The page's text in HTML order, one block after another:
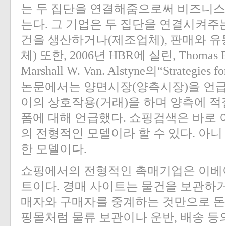
는 두 집단을 연결해줌으로써 비즈니
는다. 그 기업은 두 집단을 연결시켜
건을 생산하거나(제조업체), 판매와
체) 또한, 2006년 HBR에 실린, Thomas
Marshall W. Van. Alstyne의“Strategies
논문에서는 양면시장(양측시장)을 언
이의 상호작용(거래)을 하며 양측에
폼에 대해 언급했다. 쇼핑검색은 바로
의 전형적인 모델이라 할 수 있다. 아
한 모델이다.
쇼핑에서의 전형적인 촉매기업은 이
트이다. 경매 사이트는 물건을 보관하
매자와 구매자를 중계하는 것만으로
핑몰처럼 물류 보관이나 운반, 배송